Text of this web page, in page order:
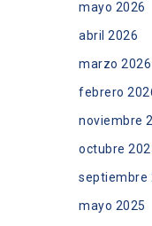
mayo 2026
abril 2026
marzo 2026
febrero
noviembre
octubre
septiembre
mayo 2025